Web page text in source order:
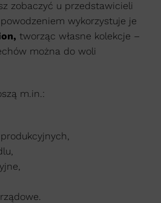
zobaczyć u przedstawicieli
wykorzystuje je
tworząc własne kolekcje –
można do woli
m.in.: